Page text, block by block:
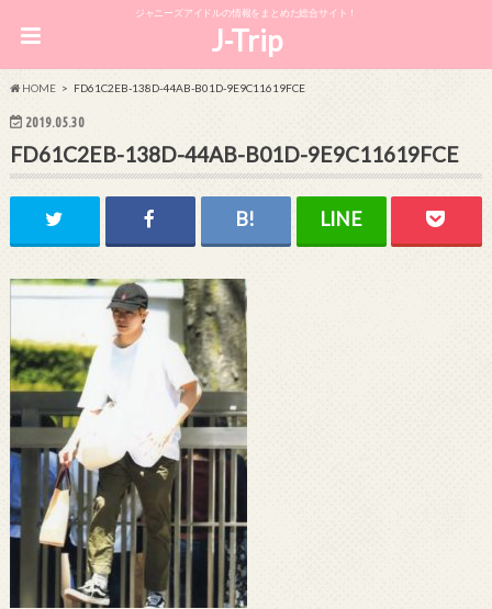
ジャニーズアイドルの情報をまとめた総合サイト！
J-Trip
HOME FD61C2EB-138D-44AB-B01D-9E9C11619FCE
2019.05.30
FD61C2EB-138D-44AB-B01D-9E9C11619FCE